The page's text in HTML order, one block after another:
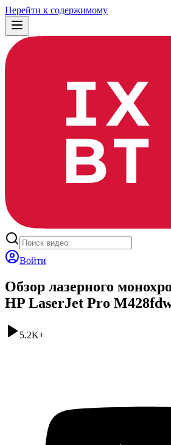
Перейти к содержимому
Войти
Обзор лазерного
HP LaserJet Pro
5.2K+